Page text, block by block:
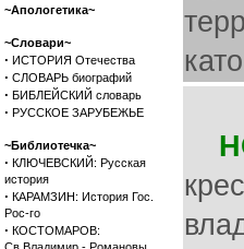
~Апологетика~
~Словари~
· ИСТОРИЯ Отечества
· СЛОВАРЬ биографий
· БИБЛЕЙСКИЙ словарь
· РУССКОЕ ЗАРУБЕЖЬЕ
~Библиотечка~
· КЛЮЧЕВСКИЙ: Русская
история
· КАРАМЗИН: История Гос.
Рос-го
· КОСТОМАРОВ: